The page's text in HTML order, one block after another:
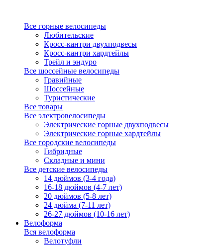
Все горные велосипеды
Любительские
Кросс-кантри двухподвесы
Кросс-кантри хардтейлы
Трейл и эндуро
Все шоссейные велосипеды
Гравийные
Шоссейные
Туристические
Все товары
Все электровелосипеды
Электрические горные двухподвесы
Электрические горные хардтейлы
Все городские велосипеды
Гибридные
Складные и мини
Все детские велосипеды
14 дюймов (3-4 года)
16-18 дюймов (4-7 лет)
20 дюймов (5-8 лет)
24 дюйма (7-11 лет)
26-27 дюймов (10-16 лет)
Велоформа
Вся велоформа
Велотуфли